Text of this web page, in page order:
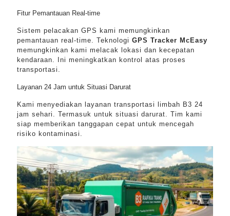
Fitur Pemantauan Real-time
Sistem pelacakan GPS kami memungkinkan
pemantauan real-time. Teknologi GPS Tracker McEasy
memungkinkan kami melacak lokasi dan kecepatan
kendaraan. Ini meningkatkan kontrol atas proses
transportasi.
Layanan 24 Jam untuk Situasi Darurat
Kami menyediakan layanan transportasi limbah B3 24
jam sehari. Termasuk untuk situasi darurat. Tim kami
siap memberikan tanggapan cepat untuk mencegah
risiko kontaminasi.